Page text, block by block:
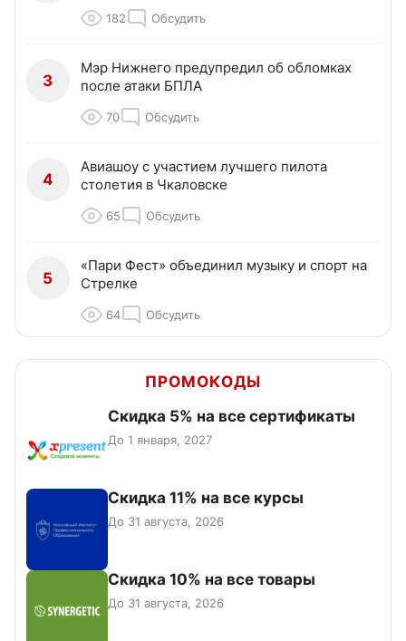
182 Обсудить
3
Мэр Нижнего предупредил об обломках
после атаки БПЛА
70 Обсудить
4
Авиашоу с участием лучшего пилота
столетия в Чкаловске
65 Обсудить
5
«Пари Фест» объединил музыку и спорт на
Стрелке
64 Обсудить
ПРОМОКОДЫ
Скидка 5% на все сертификаты
До 1 января, 2027
Скидка 11% на все курсы
До 31 августа, 2026
Скидка 10% на все товары
До 31 августа, 2026